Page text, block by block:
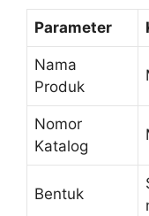
Parameter
Nama
Produk
Nomor
Katalog
Bentuk